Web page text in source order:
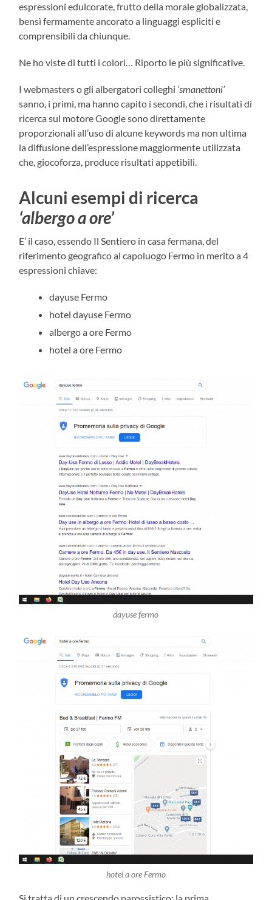
espressioni edulcorate, frutto della morale globalizzata,
bensì fermamente ancorato a linguaggi espliciti e
comprensibili da chiunque.
Ne ho viste di tutti i colori… Riporto le più significative.
I webmasters o gli albergatori colleghi ‘smanettoni’
sanno, i primi, ma hanno capito i secondi, che i risultati di
ricerca sul motore Google sono direttamente
proporzionali all’uso di alcune keywords ma non ultima
la diffusione dell’espressione maggiormente utilizzata
che, giocoforza, produce risultati appetibili.
Alcuni esempi di ricerca
‘albergo a ore’
E’ il caso, essendo Il Sentiero in casa fermana, del
riferimento geografico al capoluogo Fermo in merito a 4
espressioni chiave:
dayuse Fermo
hotel dayuse Fermo
albergo a ore Fermo
hotel a ore Fermo
dayuse fermo
hotel a ore Fermo